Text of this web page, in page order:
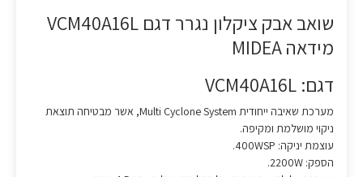
שואב אבק ציקלון נגרר דגם VCM40A16L
מידאה MIDEA
דגם: VCM40A16L
מערכת שאיבה ייחודית Multi Cyclone System, אשר מבטיחה תוצאת
ניקוי מושלמת ומקיפה.
עוצמת יניקה: 400WSP.
הספק: 2200W.